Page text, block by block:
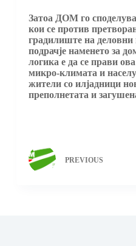
Затоа ДОМ го
кои се против
градилиште на деловни
подрачје наменето за
логика е да се прави
микро-климата и
жители со илјадници
преполнетата и
PREVIOUS